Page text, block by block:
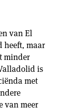
van El
heeft, maar
minder
is
met
van meer